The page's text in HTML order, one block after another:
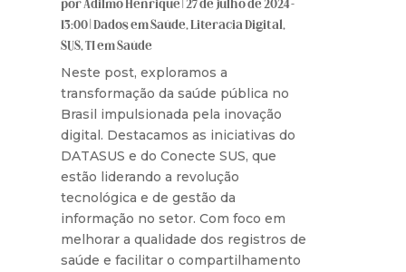
porAdilmo Henrique|27 de julho de 2024 -
13:00|Dados em Saúde,Literacia Digital,
SUS,TI em Saúde
Neste post, exploramos a
transformação da saúde pública no
Brasil impulsionada pela inovação
digital. Destacamos as iniciativas do
DATASUS e do Conecte SUS, que
estão liderando a revolução
tecnológica e de gestão da
informação no setor. Com foco em
melhorar a qualidade dos registros de
saúde e facilitar o compartilhamento